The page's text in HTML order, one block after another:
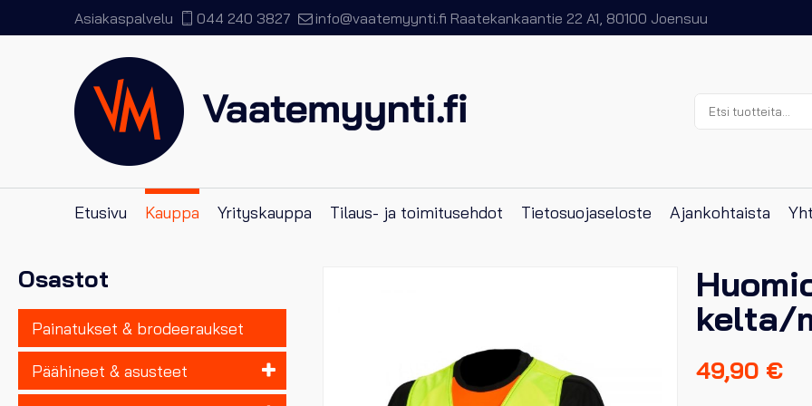
Asiakaspalvelu 044 240 3827 info@vaatemyynti.fi Raatekankaantie 22 A1, 80100 Joensuu
Etsi:
Etusivu Kauppa Yrityskauppa Tilaus- ja toimitusehdot Tietosuojaseloste Ajankohtaista
Osastot
Painatukset & brodeeraukset
Päähineet & asusteet
kelta/
49,90 €